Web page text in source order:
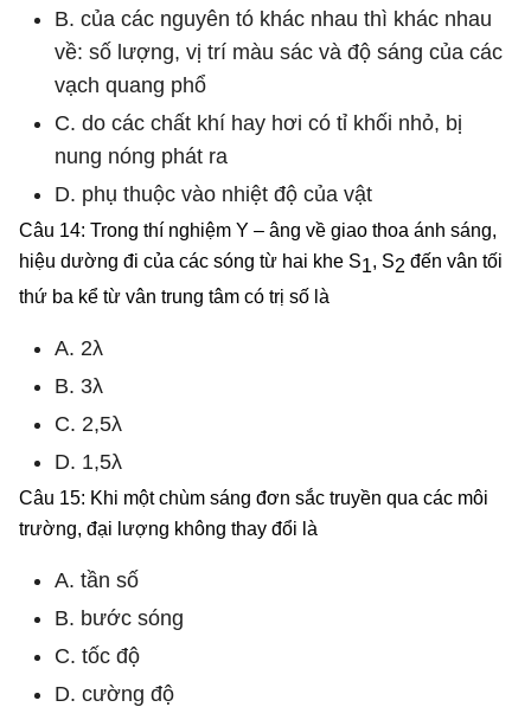
B. của các nguyên tó khác nhau thì khác nhau
về: số lượng, vị trí màu sác và độ sáng của các
vạch quang phổ
C. do các chất khí hay hơi có tỉ khối nhỏ, bị
nung nóng phát ra
D. phụ thuộc vào nhiệt độ của vật
Câu 14: Trong thí nghiệm Y – âng về giao thoa ánh sáng,
hiệu dường đi của các sóng từ hai khe S1, S2 đến vân tối
thứ ba kể từ vân trung tâm có trị số là
A. 2λ
B. 3λ
C. 2,5λ
D. 1,5λ
Câu 15: Khi một chùm sáng đơn sắc truyền qua các môi
trường, đại lượng không thay đổi là
A. tần số
B. bước sóng
C. tốc độ
D. cường độ